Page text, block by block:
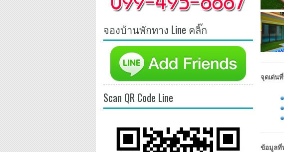
จุดเด่น
ข้อมูลที่
จองบ้านพักทาง Line คลิ๊ก
Scan QR Code Line